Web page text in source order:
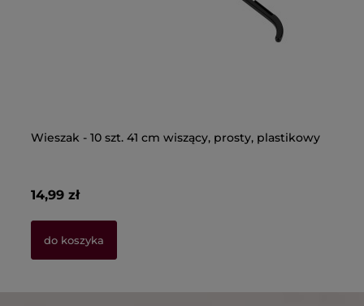
Wieszak - 10 szt. 41 cm wiszący, prosty, plastikowy
14,99 zł
do koszyka